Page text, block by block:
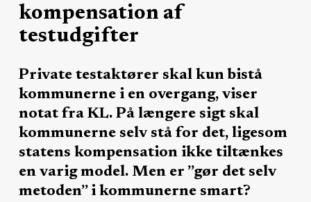
kompensation af
testudgifter
Private testaktører skal kun bistå
kommunerne i en overgang, viser
notat fra KL. På længere sigt skal
kommunerne selv stå for det, ligesom
statens kompensation ikke tiltænkes
en varig model. Men er ”gør det selv
metoden” i kommunerne smart?